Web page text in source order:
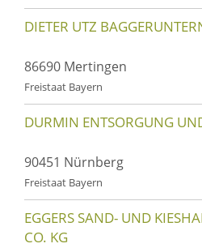
DIETER UTZ
86690 Mertingen
Freistaat Bayern
DURMIN ENTSORGUNG
90451 Nürnberg
Freistaat Bayern
EGGERS SAND- UND
CO. KG